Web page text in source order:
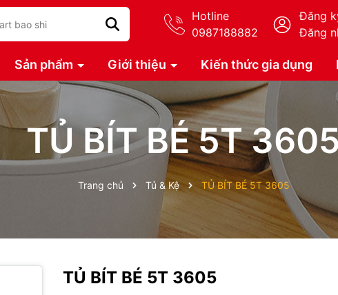
Hotline
0987188882
Đăng
Đăng
Sản phẩm Giới thiệu Kiến thức gia dụng
TỦ BÍT BÉ 5T 3605
Trang chủ Tủ & Kệ TỦ BÍT BÉ 5T 3605
TỦ BÍT BÉ 5T 3605